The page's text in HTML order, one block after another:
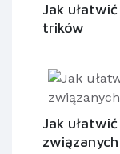
Jak
trików
Jak